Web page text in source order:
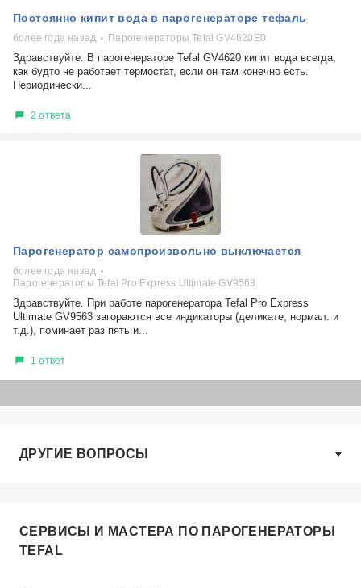
Постоянно кипит вода в парогенераторе тефаль
более года назад Парогенераторы Tefal GV4620E0
Здравствуйте. В парогенераторе Tefal GV4620 кипит вода всегда,
как будто не работает термостат, если он там конечно есть.
Периодически...
2 ответа
Парогенератор самопроизвольно выключается
более года назад
Парогенераторы Tefal Pro Express Ultimate GV9563
Здравствуйте. При работе парогенератора Tefal Pro Express
Ultimate GV9563 загораются все индикаторы (деликате, нормал. и
т.д.), поминает раз пять и...
1 ответ
ДРУГИЕ ВОПРОСЫ
СЕРВИСЫ И МАСТЕРА ПО ПАРОГЕНЕРАТОРЫ
TEFAL